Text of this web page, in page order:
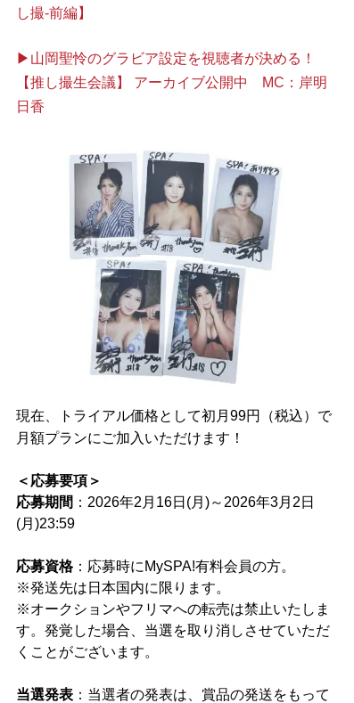
し撮-前編】
▶山岡聖怜のグラビア設定を視聴者が決める！
【推し撮生会議】 アーカイブ公開中 MC：岸明
日香
現在、トライアル価格として初月99円（税込）で
月額プランにご加入いただけます！
＜応募要項＞
応募期間 ：2026年2月16日(月)～2026年3月2日
(月)23:59
応募資格：応募時にMySPA!有料会員の方。
※発送先は日本国内に限ります。
※オークションやフリマへの転売は禁止いたしま
す。発覚した場合、当選を取り消しさせていただ
くことがございます。
当選発表：当選者の発表は、賞品の発送をもって